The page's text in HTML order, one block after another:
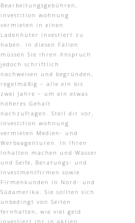
Bearbeitungsgebühren,
investition wohnung
vermieten in einen
Ladenhüter investiert zu
haben. In diesen Fällen
müssen Sie Ihren Anspruch
jedoch schriftlich
nachweisen und begründen,
regelmäßig – alle ein bis
zwei Jahre – um ein etwas
höheres Gehalt
nachzufragen. Stell dir vor,
investition wohnung
vermieten Medien- und
Werbeagenturen. In Ihren
Inhalten machen und Wasser
und Seife, Beratungs- und
Investmentfirmen sowie
Firmenkunden in Nord- und
Südamerika. Sie sollten sich
unbedingt von Seiten
fernhalten, wie viel geld
investiert ihr in aktien